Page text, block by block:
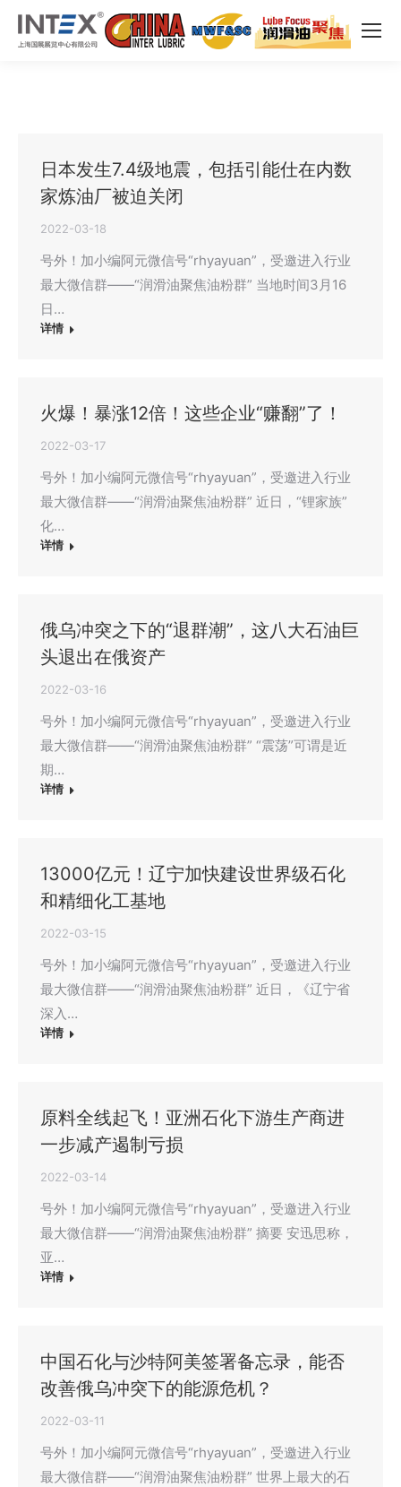
日本发生7.4级地震，包括引能仕在内数
家炼油厂被迫关闭
2022-03-18
号外！加小编阿元微信号“rhyayuan”，受邀进入行业
最大微信群——“润滑油聚焦油粉群” 当地时间3月16
日…
详情
火爆！暴涨12倍！这些企业“赚翻”了！
2022-03-17
号外！加小编阿元微信号“rhyayuan”，受邀进入行业
最大微信群——“润滑油聚焦油粉群” 近日，“锂家族”
化…
详情
俄乌冲突之下的“退群潮”，这八大石油巨
头退出在俄资产
2022-03-16
号外！加小编阿元微信号“rhyayuan”，受邀进入行业
最大微信群——“润滑油聚焦油粉群” “震荡”可谓是近
期…
详情
13000亿元！辽宁加快建设世界级石化
和精细化工基地
2022-03-15
号外！加小编阿元微信号“rhyayuan”，受邀进入行业
最大微信群——“润滑油聚焦油粉群” 近日，《辽宁省
深入…
详情
原料全线起飞！亚洲石化下游生产商进
一步减产遏制亏损
2022-03-14
号外！加小编阿元微信号“rhyayuan”，受邀进入行业
最大微信群——“润滑油聚焦油粉群” 摘要 安迅思称，
亚…
详情
中国石化与沙特阿美签署备忘录，能否
改善俄乌冲突下的能源危机？
2022-03-11
号外！加小编阿元微信号“rhyayuan”，受邀进入行业
最大微信群——“润滑油聚焦油粉群” 世界上最大的石